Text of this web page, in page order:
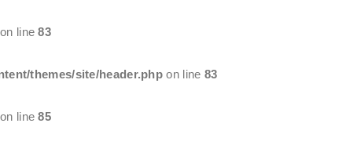
on line83
themes/site/header.php on line 83
on line85